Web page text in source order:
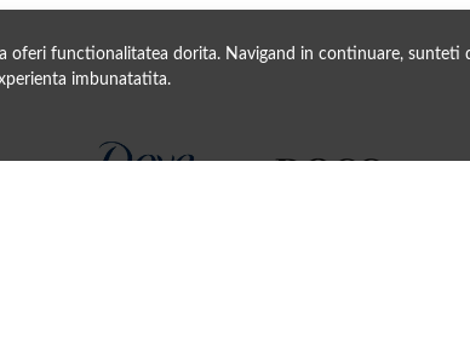
oferi functionalitatea dorita. Navigand in continuare, sunteti
imbunatatita.